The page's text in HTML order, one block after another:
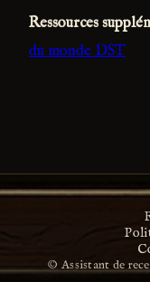
Ressources
du monde DST
© Assistant de